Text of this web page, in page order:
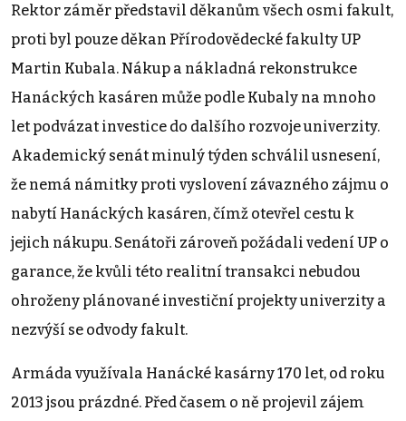
Rektor záměr představil děkanům všech osmi fakult,
proti byl pouze děkan Přírodovědecké fakulty UP
Martin Kubala. Nákup a nákladná rekonstrukce
Hanáckých kasáren může podle Kubaly na mnoho
let podvázat investice do dalšího rozvoje univerzity.
Akademický senát minulý týden schválil usnesení,
že nemá námitky proti vyslovení závazného zájmu o
nabytí Hanáckých kasáren, čímž otevřel cestu k
jejich nákupu. Senátoři zároveň požádali vedení UP o
garance, že kvůli této realitní transakci nebudou
ohroženy plánované investiční projekty univerzity a
nezvýší se odvody fakult.
Armáda využívala Hanácké kasárny 170 let, od roku
2013 jsou prázdné. Před časem o ně projevil zájem